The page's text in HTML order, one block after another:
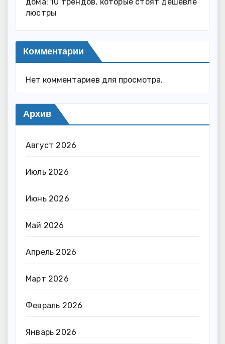
люстры
Комментарии
Нет комментариев для просмотра.
Архив
Август 2026
Июль 2026
Июнь 2026
Май 2026
Апрель 2026
Март 2026
Февраль 2026
Январь 2026